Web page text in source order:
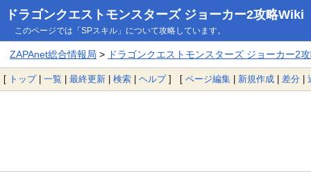
ドラゴンクエストモンスターズ ジョーカー2攻略Wiki
このページでは「SPスキル」について攻略しています。
ZAPAnet総合情報局 > ドラゴンクエストモンスターズ ジョーカー2
[ トップ| 一覧 | 最終更新 | 検索 | ヘルプ] [ ページ編集 | 新規作成 | 差分 |